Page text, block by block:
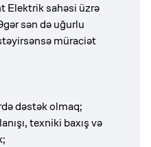
Elektrik sahəsi üzrə
sən də uğurlu
müraciət
dəstək olmaq;
texniki baxış və